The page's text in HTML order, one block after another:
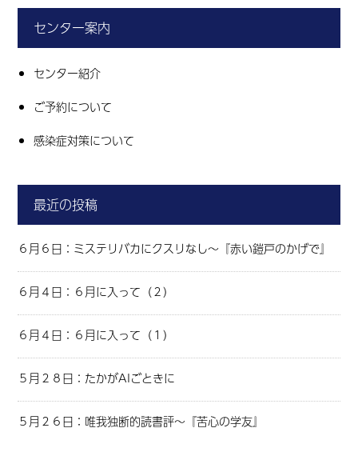
センター案内
センター紹介
ご予約について
感染症対策について
最近の投稿
６月６日：ミステリバカにクスリなし～『赤い鎧戸のかげで』
６月４日：６月に入って（２）
６月４日：６月に入って（１）
５月２８日：たかがAIごときに
５月２６日：唯我独断的読書評～『苦心の学友』